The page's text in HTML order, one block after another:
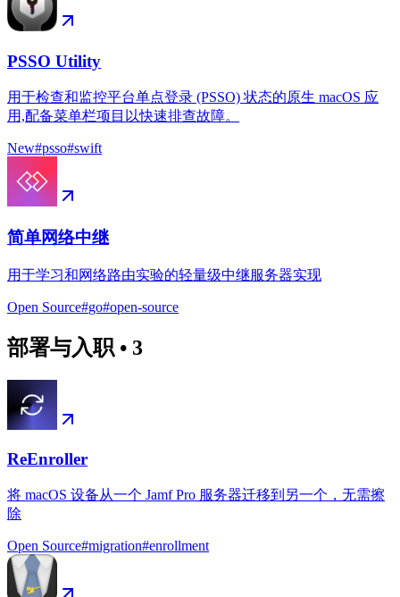
PSSO Utility
用于检查和监控平台单点登录 (PSSO) 状态的原生 macOS 应
用,配备菜单栏项目以快速排查故障。
New#psso#swift
简单网络中继
用于学习和网络路由实验的轻量级中继服务器实现
Open Source#go#open-source
部署与入职 • 3
ReEnroller
将 macOS 设备从一个 Jamf Pro 服务器迁移到另一个，无需擦
除
Open Source#migration#enrollment